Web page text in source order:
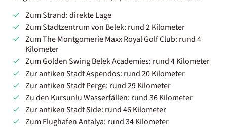
Zum Strand: direkte Lage
Zum Stadtzentrum von Belek: rund 2 Kilometer
Zum The Montgomerie Maxx Royal Golf Club: rund 4
Kilometer
Zum Golden Swing Belek Academies: rund 4 Kilometer
Zur antiken Stadt Aspendos: rund 20 Kilometer
Zur antiken Stadt Perge: rund 29 Kilometer
Zu den Kursunlu Wasserfällen: rund 36 Kilometer
Zur antiken Stadt Side: rund 46 Kilometer
Zum Flughafen Antalya: rund 34 Kilometer